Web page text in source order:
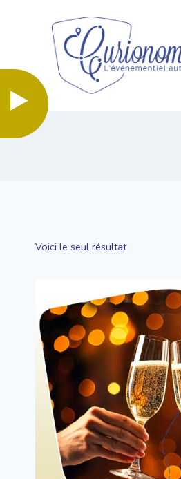
Voici le seul résultat